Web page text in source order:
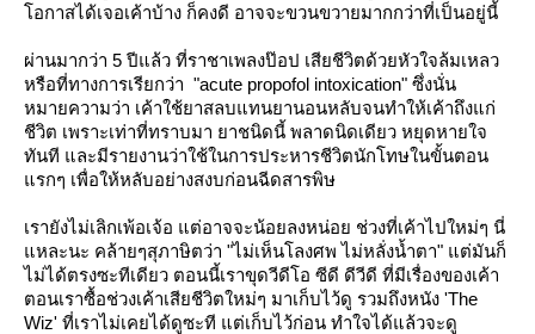
อกาสได้เจอเค้าบ้าง ก็คงดี อาจจะขวนขวายมากกว่าที่เป็นอยู่นี้
ผ่านมากว่า 5 ปีแล้ว ที่ราชาเพลงป๊อป เสียชีวิตด้วยหัวใจล้มเหลว
หรือที่ทางการเรียกว่า "acute propofol intoxication" ซึ่งนั่น
หมายความว่า เค้าใช้ยาสลบแทนยานอนหลับจนทำให้เค้าถึงแก่
ชีวิต เพราะเท่าที่ทราบมา ยาชนิดนี้ พลาดนิดเดียว หยุดหายใจ
ทันที และมีรายงานว่าใช้ในการประหารชีวิตนักโทษในขั้นตอน
รกๆ เพื่อให้หลับอย่างสงบก่อนฉีดสารพิษ
เรายังไม่เลิกเพ้อเจ้อ แต่อาจจะน้อยลงหน่อย ช่วงที่เค้าไปใหม่ๆ นี่
หละนะ คล้ายๆสุภาษิตว่า "ไม่เห็นโลงศพ ไม่หลั่งน้ำตา" แต่มันก็
ไม่ได้ตรงซะทีเดียว ตอนนี้เราขุดวีดีโอ ซีดี ดีวีดี ที่มีเรื่องของเค้า
ตอนเราซื้อช่วงเค้าเสียชีวิตใหม่ๆ มาเก็บไว้ดู รวมถึงหนัง 'The
Wiz' ที่เราไม่เคยได้ดูซะที แต่เก็บไว้ก่อน ทำใจได้แล้วจะดู